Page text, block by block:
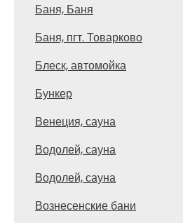
Баня, Баня
Баня, пгт. Товарково
Блеск, автомойка
Бункер
Венеция, сауна
Водолей, сауна
Водолей, сауна
Вознесенские бани